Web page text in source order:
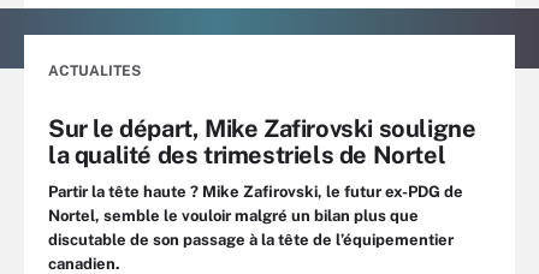
ACTUALITES
Sur le départ, Mike Zafirovski souligne
la qualité des trimestriels de Nortel
Partir la tête haute ? Mike Zafirovski, le futur ex-PDG de
Nortel, semble le vouloir malgré un bilan plus que
discutable de son passage à la tête de l’équipementier
canadien.